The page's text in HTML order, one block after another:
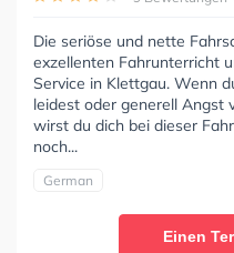
Die seriöse und nette
exzellenten Fahrunterricht
Service in Klettgau. Wenn
leidest oder generell Angst
wirst du dich bei dieser
noch...
German
Einen